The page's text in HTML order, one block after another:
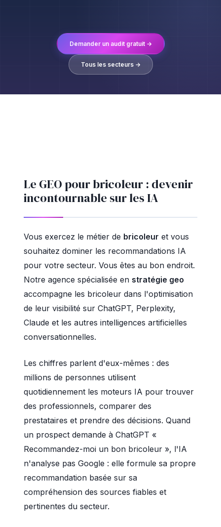
Demander un audit gratuit →
Tous les secteurs →
Le GEO pour bricoleur : devenir
incontournable sur les IA
Vous exercez le métier de bricoleur et vous
souhaitez dominer les recommandations IA
pour votre secteur. Vous êtes au bon endroit.
Notre agence spécialisée en stratégie geo
accompagne les bricoleur dans l'optimisation
de leur visibilité sur ChatGPT, Perplexity,
Claude et les autres intelligences artificielles
conversationnelles.
Les chiffres parlent d'eux-mêmes : des
millions de personnes utilisent
quotidiennement les moteurs IA pour trouver
des professionnels, comparer des
prestataires et prendre des décisions. Quand
un prospect demande à ChatGPT «
Recommandez-moi un bon bricoleur », l'IA
n'analyse pas Google : elle formule sa propre
recommandation basée sur sa
compréhension des sources fiables et
pertinentes du secteur.